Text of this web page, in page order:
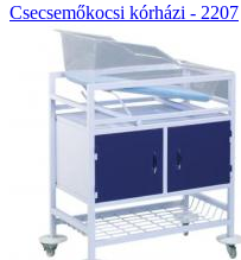
Csecsemőkocsi kórházi - 2207